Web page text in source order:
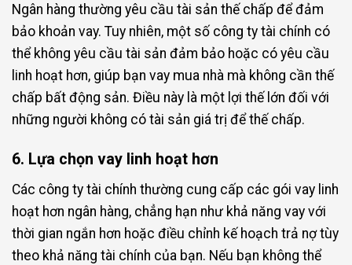
Ngân hàng thường yêu cầu tài sản thế chấp để đảm
bảo khoản vay. Tuy nhiên, một số công ty tài chính có
thể không yêu cầu tài sản đảm bảo hoặc có yêu cầu
linh hoạt hơn, giúp bạn vay mua nhà mà không cần thế
chấp bất động sản. Điều này là một lợi thế lớn đối với
những người không có tài sản giá trị để thế chấp.
6. Lựa chọn vay linh hoạt hơn
Các công ty tài chính thường cung cấp các gói vay linh
hoạt hơn ngân hàng, chẳng hạn như khả năng vay với
thời gian ngắn hơn hoặc điều chỉnh kế hoạch trả nợ tùy
theo khả năng tài chính của bạn. Nếu bạn không thể